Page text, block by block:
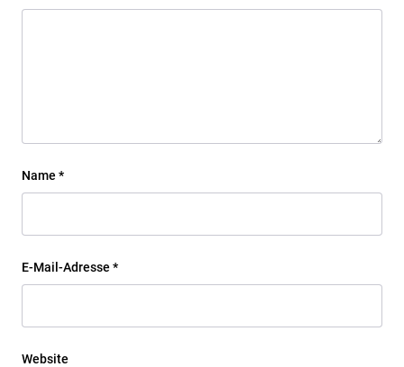
Name *
E-Mail-Adresse *
Website